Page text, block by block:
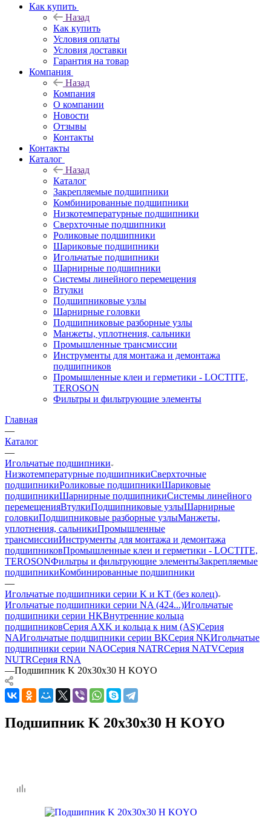
Как купить
Назад
Как купить
Условия оплаты
Условия доставки
Гарантия на товар
Компания
Назад
Компания
О компании
Новости
Отзывы
Контакты
Контакты
Каталог
Назад
Каталог
Закрепляемые подшипники
Комбинированные подшипники
Низкотемпературные подшипники
Сверхточные подшипники
Роликовые подшипники
Шариковые подшипники
Игольчатые подшипники
Шарнирные подшипники
Системы линейного перемещения
Втулки
Подшипниковые узлы
Шарнирные головки
Подшипниковые разборные узлы
Манжеты, уплотнения, сальники
Промышленные трансмиссии
Инструменты для монтажа и демонтажа
подшипников
Промышленные клеи и герметики - LOCTITE,
TEROSON
Фильтры и фильтрующие элементы
Главная
—
Каталог
—
Игольчатые подшипники
Низкотемпературные подшипникиСверхточные
подшипникиРоликовые подшипникиШариковые
подшипникиШарнирные подшипникиСистемы линейного
перемещенияВтулкиПодшипниковые узлыШарнирные
головкиПодшипниковые разборные узлыМанжеты,
уплотнения, сальникиПромышленные
трансмиссииИнструменты для монтажа и демонтажа
подшипниковПромышленные клеи и герметики - LOCTITE,
TEROSONФильтры и фильтрующие элементыЗакрепляемые
подшипникиКомбинированные подшипники
—
Игольчатые подшипники серии K и KT (без колец)
Игольчатые подшипники серии NA (424...)Игольчатые
подшипники серии HKВнутренние кольца
подшипниковСерия AXK и кольца к ним (AS)Серия
NAИгольчатые подшипники серии BKСерия NKИгольчатые
подшипники серии NAOСерия NATRСерия NATVСерия
NUTRСерия RNA
—Подшипник K 20x30x30 H KOYO
Подшипник K 20x30x30 H KOYO